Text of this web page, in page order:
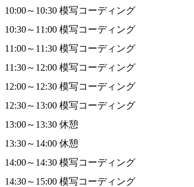
10:00～10:30 模写コーディング
10:30～11:00 模写コーディング
11:00～11:30 模写コーディング
11:30～12:00 模写コーディング
12:00～12:30 模写コーディング
12:30～13:00 模写コーディング
13:00～13:30 休憩
13:30～14:00 休憩
14:00～14:30 模写コーディング
14:30～15:00 模写コーディング